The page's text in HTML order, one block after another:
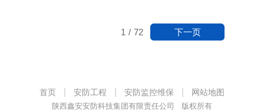
1 / 72 下一页
首页 安防工程 安防监控维保 网站地图
陕西鑫安安防科技集团有限责任公司 版权所有